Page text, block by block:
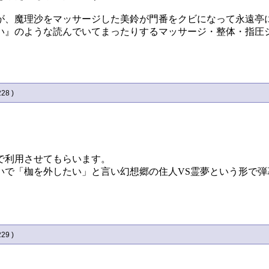
魔理沙をマッサージした美鈴が門番をクビになって永遠亭
のような読んでいてまったりするマッサージ・整体・指
)
用させてもらいます。
「枷を外したい」と言い幻想郷の住人VS霊夢という形で
)